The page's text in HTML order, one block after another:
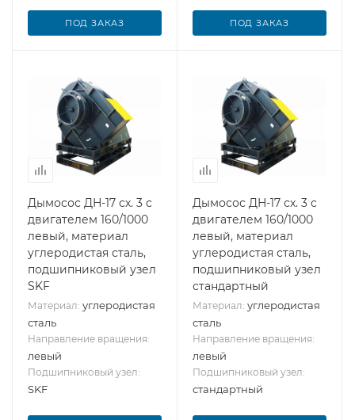
ПОД ЗАКАЗ ПОД ЗАКАЗ
Дымосос ДН-17 сх. 3 с
двигателем 160/1000
левый, материал
углеродистая сталь,
подшипниковый узел
SKF
Материал: углеродистая
сталь
Направление вращения:
левый
Подшипниковый узел:
SKF
Дымосос ДН-17 сх. 3 с
двигателем 160/1000
левый, материал
углеродистая сталь,
подшипниковый узел
стандартный
Материал: углеродистая
сталь
Направление вращения:
левый
Подшипниковый узел:
стандартный